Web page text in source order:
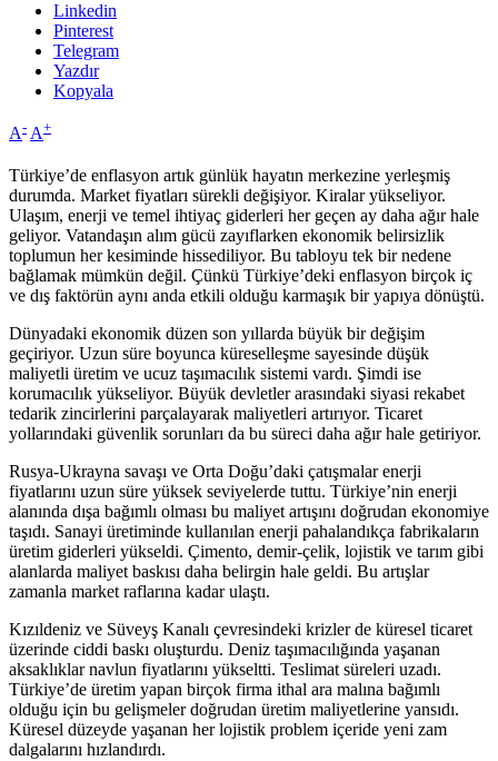
Linkedin
Pinterest
Telegram
Yazdır
Kopyala
A- A+
Türkiye’de enflasyon artık günlük hayatın merkezine yerleşmiş
durumda. Market fiyatları sürekli değişiyor. Kiralar yükseliyor.
Ulaşım, enerji ve temel ihtiyaç giderleri her geçen ay daha ağır hale
geliyor. Vatandaşın alım gücü zayıflarken ekonomik belirsizlik
toplumun her kesiminde hissediliyor. Bu tabloyu tek bir nedene
bağlamak mümkün değil. Çünkü Türkiye’deki enflasyon birçok iç
ve dış faktörün aynı anda etkili olduğu karmaşık bir yapıya dönüştü.
Dünyadaki ekonomik düzen son yıllarda büyük bir değişim
geçiriyor. Uzun süre boyunca küreselleşme sayesinde düşük
maliyetli üretim ve ucuz taşımacılık sistemi vardı. Şimdi ise
korumacılık yükseliyor. Büyük devletler arasındaki siyasi rekabet
tedarik zincirlerini parçalayarak maliyetleri artırıyor. Ticaret
yollarındaki güvenlik sorunları da bu süreci daha ağır hale getiriyor.
Rusya-Ukrayna savaşı ve Orta Doğu’daki çatışmalar enerji
fiyatlarını uzun süre yüksek seviyelerde tuttu. Türkiye’nin enerji
alanında dışa bağımlı olması bu maliyet artışını doğrudan ekonomiye
taşıdı. Sanayi üretiminde kullanılan enerji pahalandıkça fabrikaların
üretim giderleri yükseldi. Çimento, demir-çelik, lojistik ve tarım gibi
alanlarda maliyet baskısı daha belirgin hale geldi. Bu artışlar
zamanla market raflarına kadar ulaştı.
Kızıldeniz ve Süveyş Kanalı çevresindeki krizler de küresel ticaret
üzerinde ciddi baskı oluşturdu. Deniz taşımacılığında yaşanan
aksaklıklar navlun fiyatlarını yükseltti. Teslimat süreleri uzadı.
Türkiye’de üretim yapan birçok firma ithal ara malına bağımlı
olduğu için bu gelişmeler doğrudan üretim maliyetlerine yansıdı.
Küresel düzeyde yaşanan her lojistik problem içeride yeni zam
dalgalarını hızlandırdı.